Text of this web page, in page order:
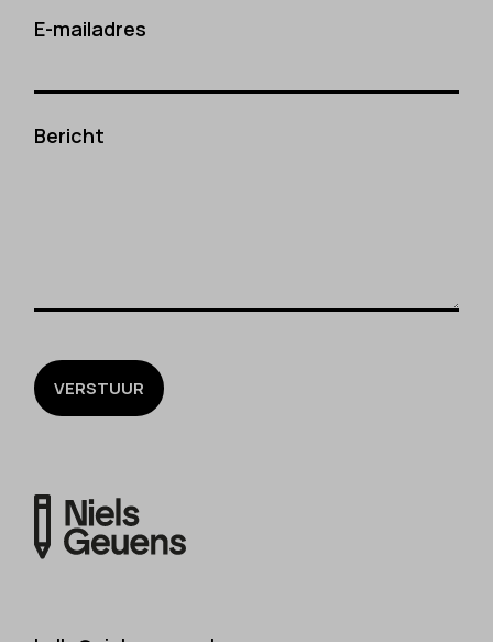
E-mailadres
Bericht